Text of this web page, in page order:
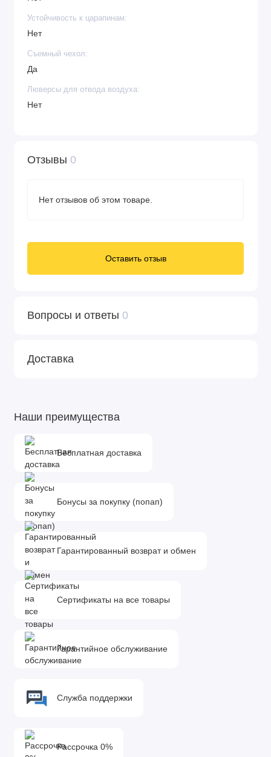
Устойчивость к царапинам:
Нет
Съемный чехол:
Да
Люверсы для отвода воздуха:
Нет
Отзывы 0
Нет отзывов об этом товаре.
Оставить отзыв
Вопросы и ответы 0
Доставка
Наши преимущества
Бесплатная доставка
Бонусы за покупку (попап)
Гарантированный возврат и обмен
Сертификаты на все товары
Гарантийное обслуживание
Служба поддержки
Рассрочка 0%